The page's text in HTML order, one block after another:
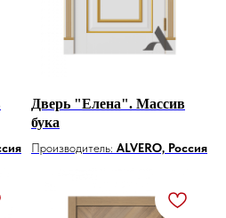
Дверь "Елена". Массив
бука
Производитель: ALVERO, Россия